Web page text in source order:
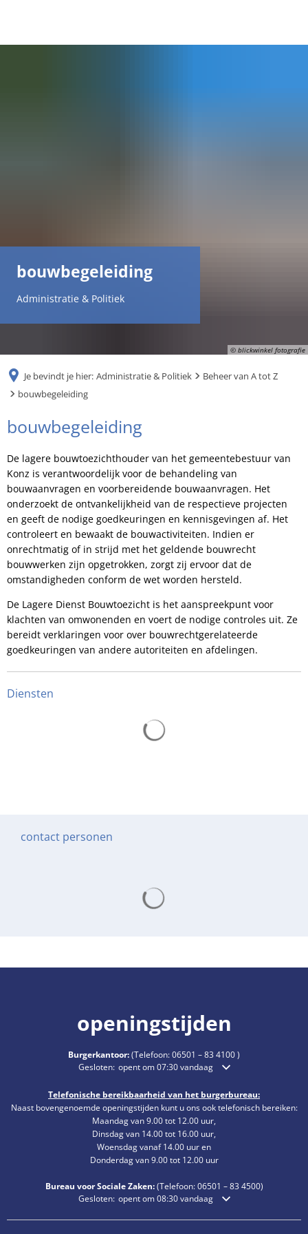
© blickwinkel fotografie
bouwbegeleiding
Administratie & Politiek
Je bevindt je hier: Administratie & Politiek
Beheer van A tot Z
bouwbegeleiding
bouwbegeleiding
bouwbegeleiding
De lagere bouwtoezichthouder van het gemeentebestuur van
Konz is verantwoordelijk voor de behandeling van
bouwaanvragen en voorbereidende bouwaanvragen. Het
onderzoekt de ontvankelijkheid van de respectieve projecten
en geeft de nodige goedkeuringen en kennisgevingen af. Het
controleert en bewaakt de bouwactiviteiten. Indien er
onrechtmatig of in strijd met het geldende bouwrecht
bouwwerken zijn opgetrokken, zorgt zij ervoor dat de
omstandigheden conform de wet worden hersteld.
De Lagere Dienst Bouwtoezicht is het aanspreekpunt voor
klachten van omwonenden en voert de nodige controles uit. Ze
bereidt verklaringen voor over bouwrechtgerelateerde
goedkeuringen van andere autoriteiten en afdelingen.
Diensten
contact personen
openingstijden
Burgerkantoor:(Telefoon:06501 – 83 4100)
Klik om extra openings- of sluitingstijden te verbergen
Gesloten: opent om 07:30 vandaag
Telefonische bereikbaarheid van het burgerbureau:
Naast bovengenoemde openingstijden kunt u ons ook telefonisch bereiken:
Maandag van 9.00 tot 12.00 uur,
Dinsdag van 14.00 tot 16.00 uur,
Woensdag vanaf 14.00 uur en
Donderdag van 9.00 tot 12.00 uur
Bureau voor Sociale Zaken:(Telefoon:06501 – 834500)
Klik om extra openings- of sluitingstijden te verbergen
Gesloten: opent om 08:30 vandaag